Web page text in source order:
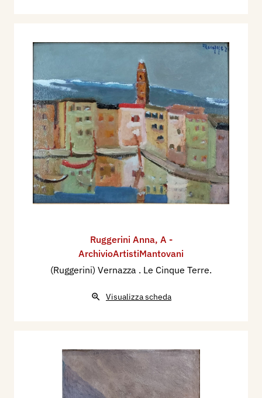
Ruggerini Anna, A -
ArchivioArtistiMantovani
(Ruggerini) Vernazza . Le Cinque Terre.
Visualizza scheda